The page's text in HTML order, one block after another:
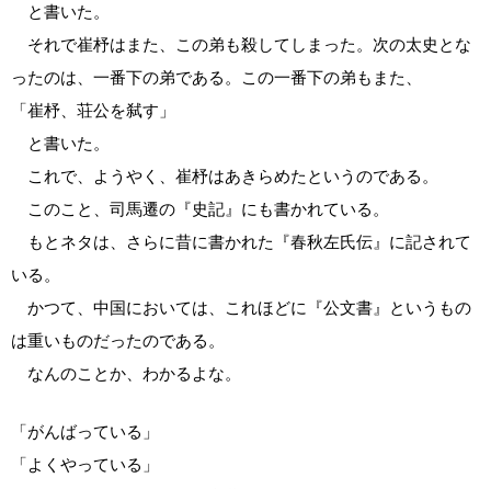
と書いた。
それで崔杼はまた、この弟も殺してしまった。次の太史とな
ったのは、一番下の弟である。この一番下の弟もまた、
「崔杼、荘公を弑す」
と書いた。
これで、ようやく、崔杼はあきらめたというのである。
このこと、司馬遷の『史記』にも書かれている。
もとネタは、さらに昔に書かれた『春秋左氏伝』に記されて
いる。
かつて、中国においては、これほどに『公文書』というもの
は重いものだったのである。
なんのことか、わかるよな。
「がんばっている」
「よくやっている」